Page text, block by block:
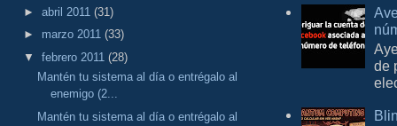
► abril 2011 (31)
► marzo 2011 (33)
▼ febrero 2011 (28)
Mantén tu sistema al día o entrégalo al
enemigo (2...
Mantén tu sistema al día o entrégalo al
de